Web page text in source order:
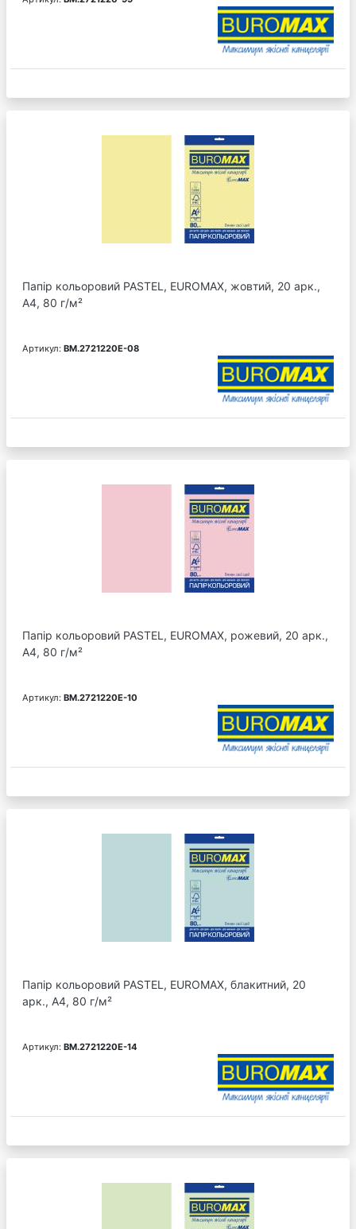
Папір кольоровий PASTEL, EUROMAX, жовтий, 20 арк.,
А4, 80 г/м²
Артикул: BM.2721220E-08
Папір кольоровий PASTEL, EUROMAX, рожевий, 20 арк.,
А4, 80 г/м²
Артикул: BM.2721220E-10
Папір кольоровий PASTEL, EUROMAX, блакитний, 20
арк., А4, 80 г/м²
Артикул: BM.2721220E-14